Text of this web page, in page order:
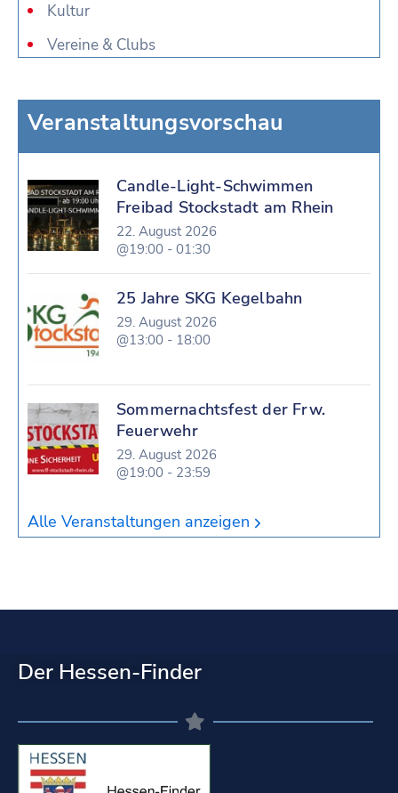
Kultur
Vereine & Clubs
Veranstaltungsvorschau
Candle-Light-Schwimmen
Freibad Stockstadt am Rhein
22. August 2026
@19:00 - 01:30
25 Jahre SKG Kegelbahn
29. August 2026
@13:00 - 18:00
Sommernachtsfest der Frw.
Feuerwehr
29. August 2026
@19:00 - 23:59
Alle Veranstaltungen anzeigen
Der Hessen-Finder